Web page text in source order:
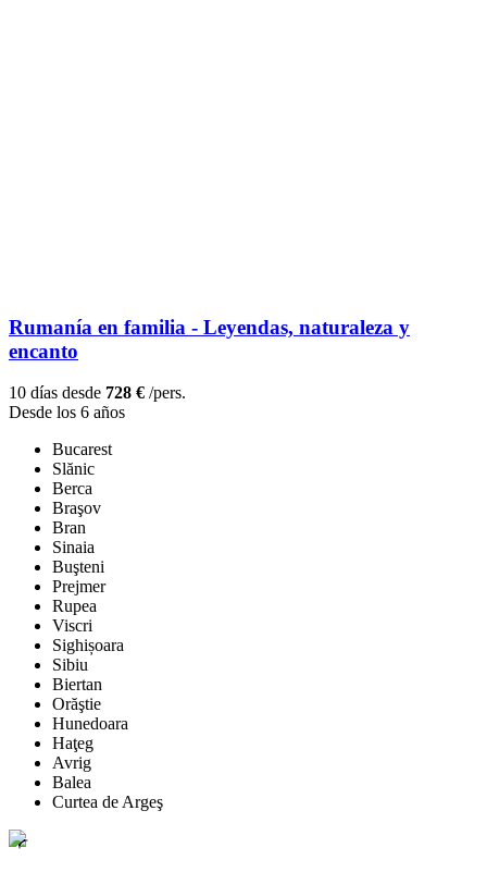
Rumanía en familia - Leyendas, naturaleza y
encanto
10 días desde 728 € /pers.
Desde los 6 años
Bucarest
Slănic
Berca
Braşov
Bran
Sinaia
Buşteni
Prejmer
Rupea
Viscri
Sighișoara
Sibiu
Biertan
Orăştie
Hunedoara
Haţeg
Avrig
Balea
Curtea de Argeş